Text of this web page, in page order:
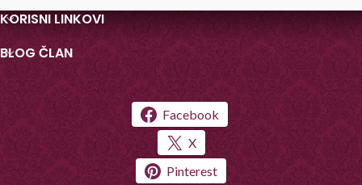
KORISNI LINKOVI
BLOG ČLAN
Facebook
X
Pinterest